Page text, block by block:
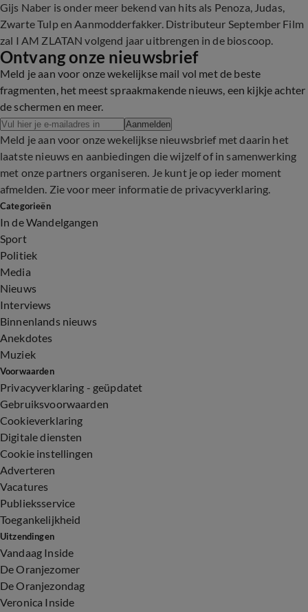
Gijs Naber is onder meer bekend van hits als Penoza, Judas,
Zwarte Tulp en Aanmodderfakker. Distributeur September Film
zal I AM ZLATAN volgend jaar uitbrengen in de bioscoop.
Ontvang onze nieuwsbrief
Meld je aan voor onze wekelijkse mail vol met de beste
fragmenten, het meest spraakmakende nieuws, een kijkje achter
de schermen en meer.
Aanmelden
Meld je aan voor onze wekelijkse nieuwsbrief met daarin het
laatste nieuws en aanbiedingen die wijzelf of in samenwerking
met onze partners organiseren. Je kunt je op ieder moment
afmelden. Zie voor meer informatie de privacyverklaring.
Categorieën
In de Wandelgangen
Sport
Politiek
Media
Nieuws
Interviews
Binnenlands nieuws
Anekdotes
Muziek
Voorwaarden
Privacyverklaring - geüpdatet
Gebruiksvoorwaarden
Cookieverklaring
Digitale diensten
Cookie instellingen
Adverteren
Vacatures
Publieksservice
Toegankelijkheid
Uitzendingen
Vandaag Inside
De Oranjezomer
De Oranjezondag
Veronica Inside